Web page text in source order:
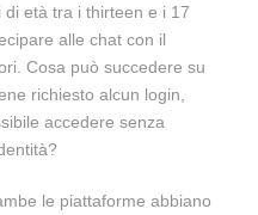
età tra i thirteen e i 17
alle chat con il
Cosa può succedere su
richiesto alcun login,
accedere senza
le piattaforme abbiano